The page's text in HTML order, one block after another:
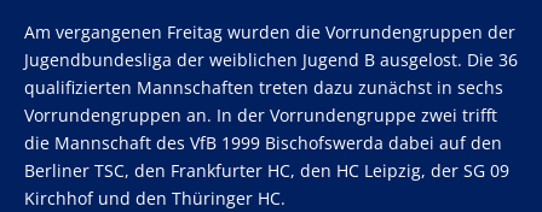
Am vergangenen Freitag wurden die Vorrundengruppen der
Jugendbundesliga der weiblichen Jugend B ausgelost. Die 36
qualifizierten Mannschaften treten dazu zunächst in sechs
Vorrundengruppen an. In der Vorrundengruppe zwei trifft
die Mannschaft des VfB 1999 Bischofswerda dabei auf den
Berliner TSC, den Frankfurter HC, den HC Leipzig, der SG 09
Kirchhof und den Thüringer HC.